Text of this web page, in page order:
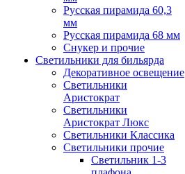
Русская пирамида 60,3
мм
Русская пирамида 68 мм
Снукер и прочие
Светильники для бильярда
Декоративное освещение
Светильники
Аристократ
Светильники
Аристократ Люкс
Светильники Классика
Светильники прочие
Светильник 1-3